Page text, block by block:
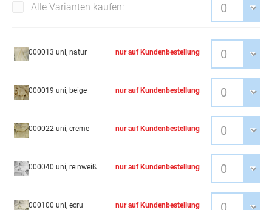
Alle Varianten kaufen:
000013 uni, natur nur auf Kundenbestellung
000019 uni, beige nur auf Kundenbestellung
000022 uni, creme nur auf Kundenbestellung
000040 uni, reinweiß nur auf Kundenbestellung
000100 uni, ecru nur auf Kundenbestellung